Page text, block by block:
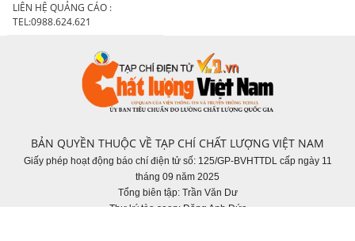
LIÊN HỆ QUẢNG CÁO :
TEL:0988.624.621
BẢN QUYỀN THUỘC VỀ TẠP CHÍ CHẤT LƯỢNG VIỆT NAM
Giấy phép hoạt động báo chí điện tử số: 125/GP-BVHTTDL cấp ngày 11
tháng 09 năm 2025
Tổng biên tập: Trần Văn Dư
Thư ký tòa soạn: Đặng Anh Đức